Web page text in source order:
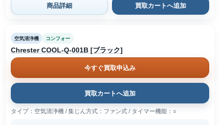
商品詳細 買取カートへ追加
空気清浄機 コンフォー
Chrester COOL-Q-001B [ブラック]
今すぐ買取申込み
買取カートへ追加
タイプ：空気清浄機 / 集じん方式：ファン式 / タイマー機能：○